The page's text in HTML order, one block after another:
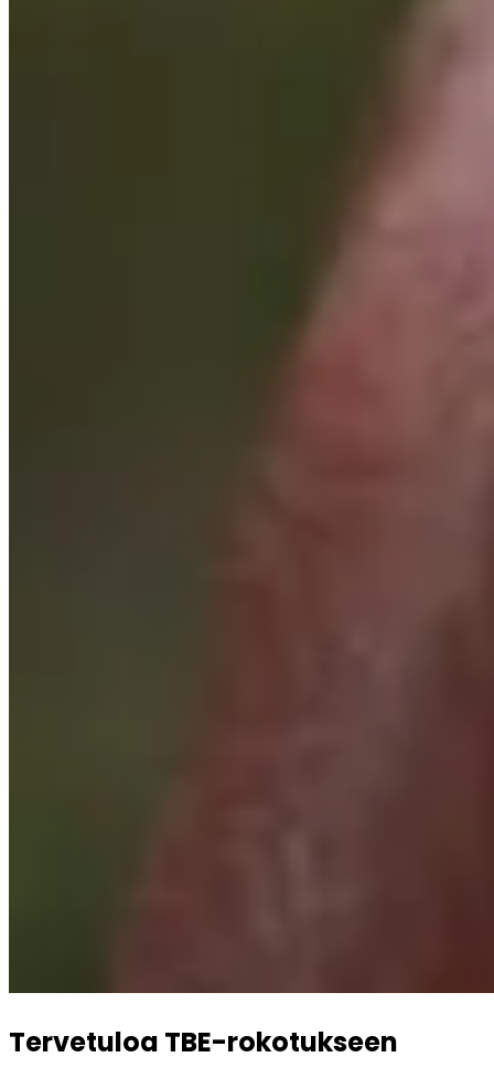
Tervetuloa TBE-rokotukseen